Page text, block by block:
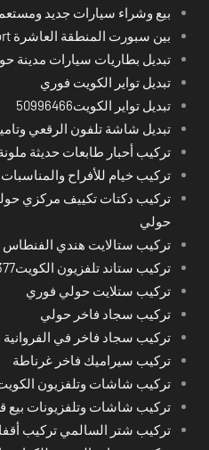
بيع وشراء سيارات جديد
بين سبورت المنطقة العاشرة Bein sport في الكويت
تبديل بطاريات سيارات مدينة
تبديل تواير الكويت فوري
تبديل تواير الكويت50996466
تبديل شاشة تلفون الرقعي
تركيب أحبار طابعات حديثة
تركيب خيام للأفراح
تركيب دكتات تكييف مركزي
حولي
تركيب ستالايت هندي الفنطاس
تركيب ستاند تلفزيون الكويت50355377
تركيب ستلايت حولي فوري
تركيب سجاد فاخر حولي
تركيب سجاد فاخر في
تركيب سيراميك فاخر غرناطة
تركيب شاشات وتلفزيون
تركيب شاشات وتلفزيونات
تركيب شتر السالمي تركيب